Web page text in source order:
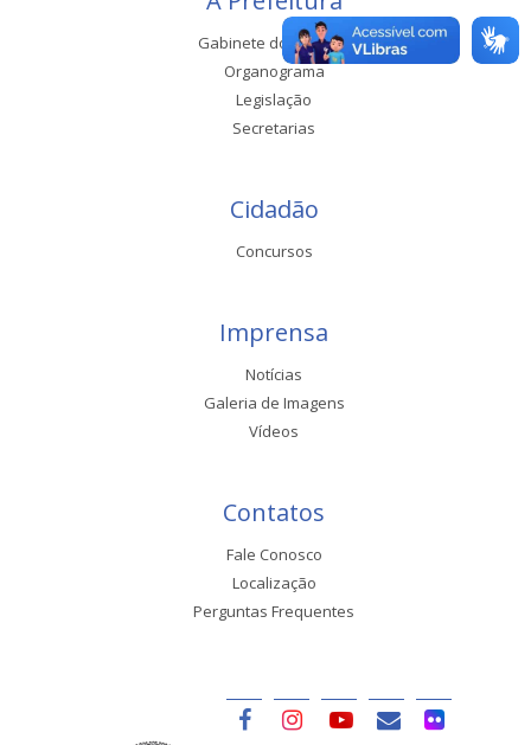
Gabinete do Prefeito
Organograma
Legislação
Secretarias
Cidadão
Concursos
Imprensa
Notícias
Galeria de Imagens
Vídeos
Contatos
Fale Conosco
Localização
Perguntas Frequentes